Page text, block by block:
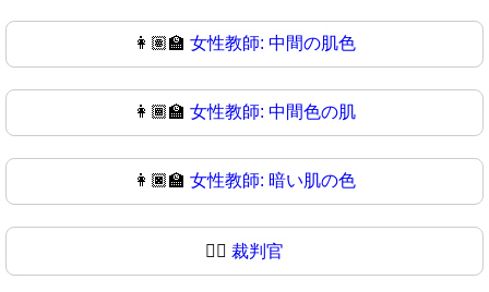
👩🏽‍🏫 女性教師: 中間の肌色
👩🏾‍🏫 女性教師: 中間色の肌
👩🏿‍🏫 女性教師: 暗い肌の色
🧑‍⚖️ 裁判官